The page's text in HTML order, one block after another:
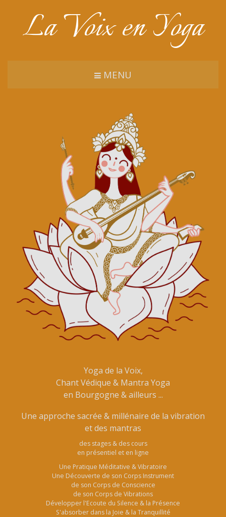
La Voix en Yoga
MENU
Yoga de la Voix,
Chant Védique & Mantra Yoga
en Bourgogne & ailleurs ...
Une approche sacrée & millénaire de la vibration
et des mantras
des stages & des cours
en présentiel et en ligne
Une Pratique Méditative & Vibratoire
Une Découverte de son Corps Instrument
de son Corps de Conscience
de son Corps de Vibrations
Développer l'Ecoute du Silence & la Présence
S'absorber dans la Joie & la Tranquillité